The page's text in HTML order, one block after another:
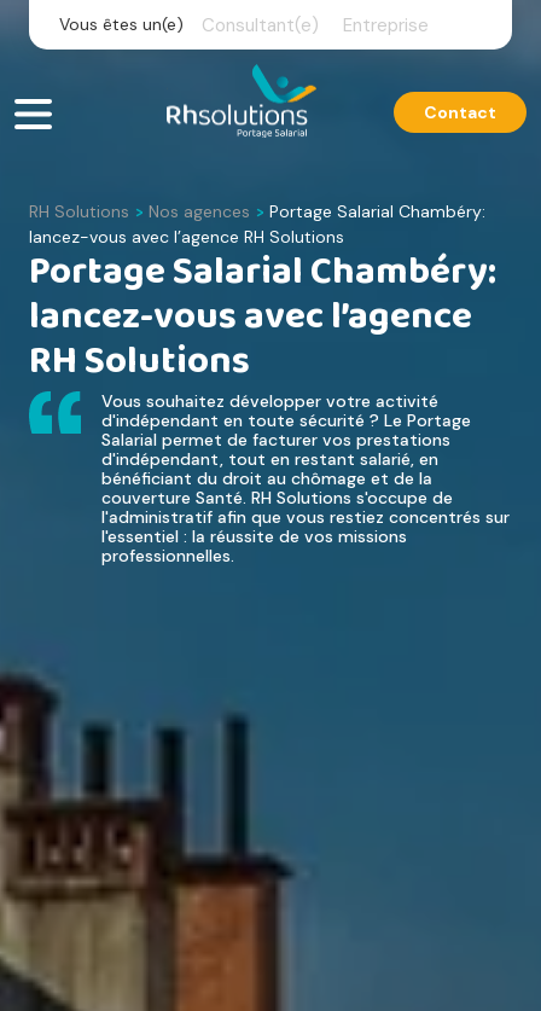
Vous êtes un(e) Consultant(e) Entreprise
Contact
RH Solutions > Nos agences > Portage Salarial Chambéry:
lancez-vous avec l’agence RH Solutions
Portage Salarial Chambéry:
lancez-vous avec l’agence
RH Solutions
Vous souhaitez développer votre activité
d'indépendant en toute sécurité ? Le Portage
Salarial permet de facturer vos prestations
d'indépendant, tout en restant salarié, en
bénéficiant du droit au chômage et de la
couverture Santé. RH Solutions s'occupe de
l'administratif afin que vous restiez concentrés sur
l'essentiel : la réussite de vos missions
professionnelles.